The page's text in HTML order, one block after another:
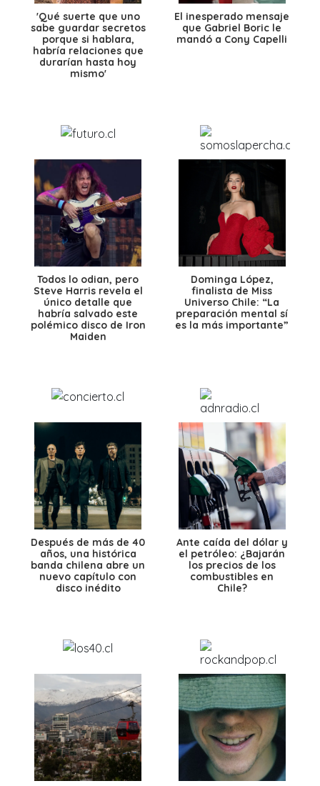
'Qué suerte que uno
sabe guardar secretos
porque si hablara,
habría relaciones que
durarían hasta hoy
mismo'
El inesperado mensaje
que Gabriel Boric le
mandó a Cony Capelli
Todos lo odian, pero
Steve Harris revela el
único detalle que
habría salvado este
polémico disco de Iron
Maiden
Dominga López,
finalista de Miss
Universo Chile: “La
preparación mental sí
es la más importante”
Después de más de 40
años, una histórica
banda chilena abre un
nuevo capítulo con
disco inédito
Ante caída del dólar y
el petróleo: ¿Bajarán
los precios de los
combustibles en
Chile?